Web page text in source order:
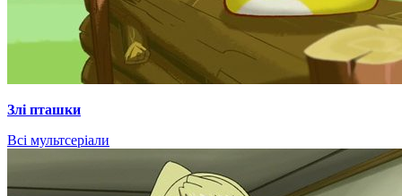
Злі пташки
Всі мультсеріали